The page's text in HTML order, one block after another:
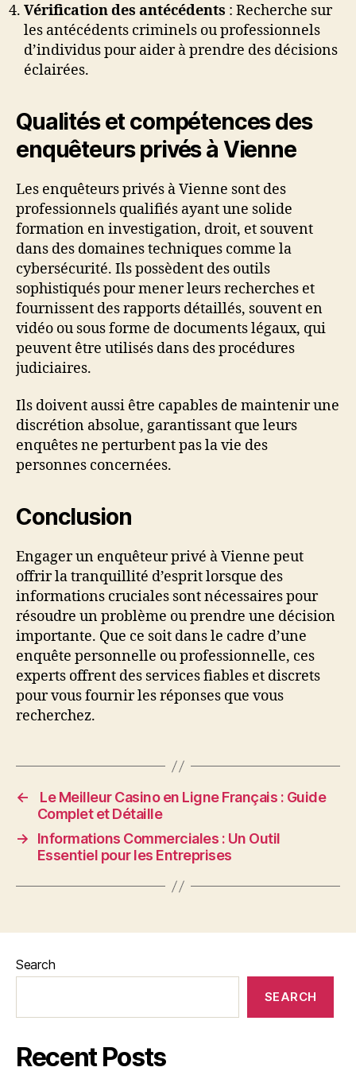
Vérification des antécédents : Recherche sur
les antécédents criminels ou professionnels
d’individus pour aider à prendre des décisions
éclairées.
Qualités et compétences des
enquêteurs privés à Vienne
Les enquêteurs privés à Vienne sont des
professionnels qualifiés ayant une solide
formation en investigation, droit, et souvent
dans des domaines techniques comme la
cybersécurité. Ils possèdent des outils
sophistiqués pour mener leurs recherches et
fournissent des rapports détaillés, souvent en
vidéo ou sous forme de documents légaux, qui
peuvent être utilisés dans des procédures
judiciaires.
Ils doivent aussi être capables de maintenir une
discrétion absolue, garantissant que leurs
enquêtes ne perturbent pas la vie des
personnes concernées.
Conclusion
Engager un enquêteur privé à Vienne peut
offrir la tranquillité d’esprit lorsque des
informations cruciales sont nécessaires pour
résoudre un problème ou prendre une décision
importante. Que ce soit dans le cadre d’une
enquête personnelle ou professionnelle, ces
experts offrent des services fiables et discrets
pour vous fournir les réponses que vous
recherchez.
←
Le Meilleur Casino en Ligne Français : Guide
Complet et Détaille
→
Informations Commerciales : Un Outil
Essentiel pour les Entreprises
Search
SEARCH
Recent Posts